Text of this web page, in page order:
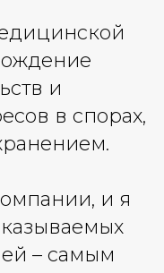
и
в спорах,
и я
– самым